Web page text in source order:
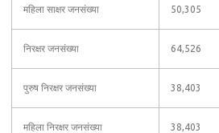
महिला साक्षर जनसंख्या 50,305
निरक्षर जनसंख्या 64,526
पुरुष निरक्षर जनसंख्या 38,403
महिला निरक्षर जनसंख्या 38,403